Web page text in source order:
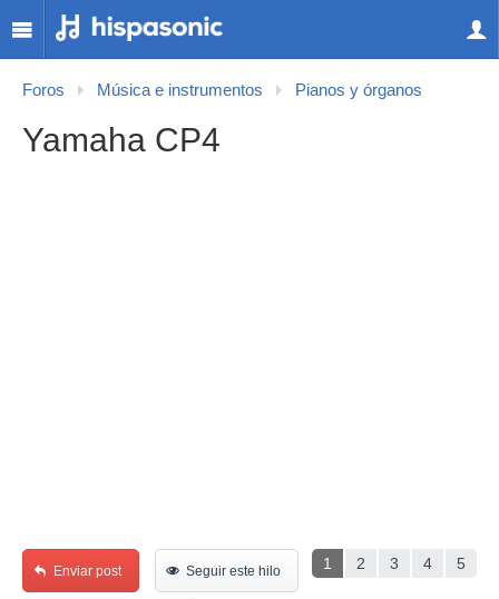
Foros Música e instrumentos Pianos y órganos
Yamaha CP4
1 2 3 4 5
Enviar post Seguir este hilo